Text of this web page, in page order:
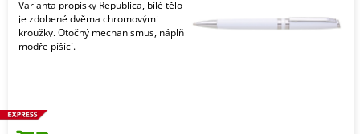
Varianta propisky Republica, bílé tělo
je zdobené dvěma chromovými
kroužky. Otočný mechanismus, náplň
modře píšící.